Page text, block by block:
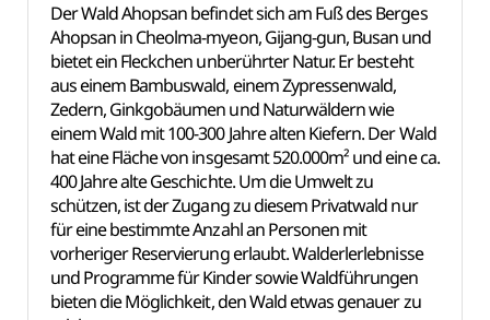
Der Wald Ahopsan befindet sich am Fuß des Berges
Ahopsan in Cheolma-myeon, Gijang-gun, Busan und
bietet ein Fleckchen unberührter Natur. Er besteht
aus einem Bambuswald, einem Zypressenwald,
Zedern, Ginkgobäumen und Naturwäldern wie
einem Wald mit 100-300 Jahre alten Kiefern. Der Wald
hat eine Fläche von insgesamt 520.000m² und eine ca.
400 Jahre alte Geschichte. Um die Umwelt zu
schützen, ist der Zugang zu diesem Privatwald nur
für eine bestimmte Anzahl an Personen mit
vorheriger Reservierung erlaubt. Walderlerlebnisse
und Programme für Kinder sowie Waldführungen
bieten die Möglichkeit, den Wald etwas genauer zu